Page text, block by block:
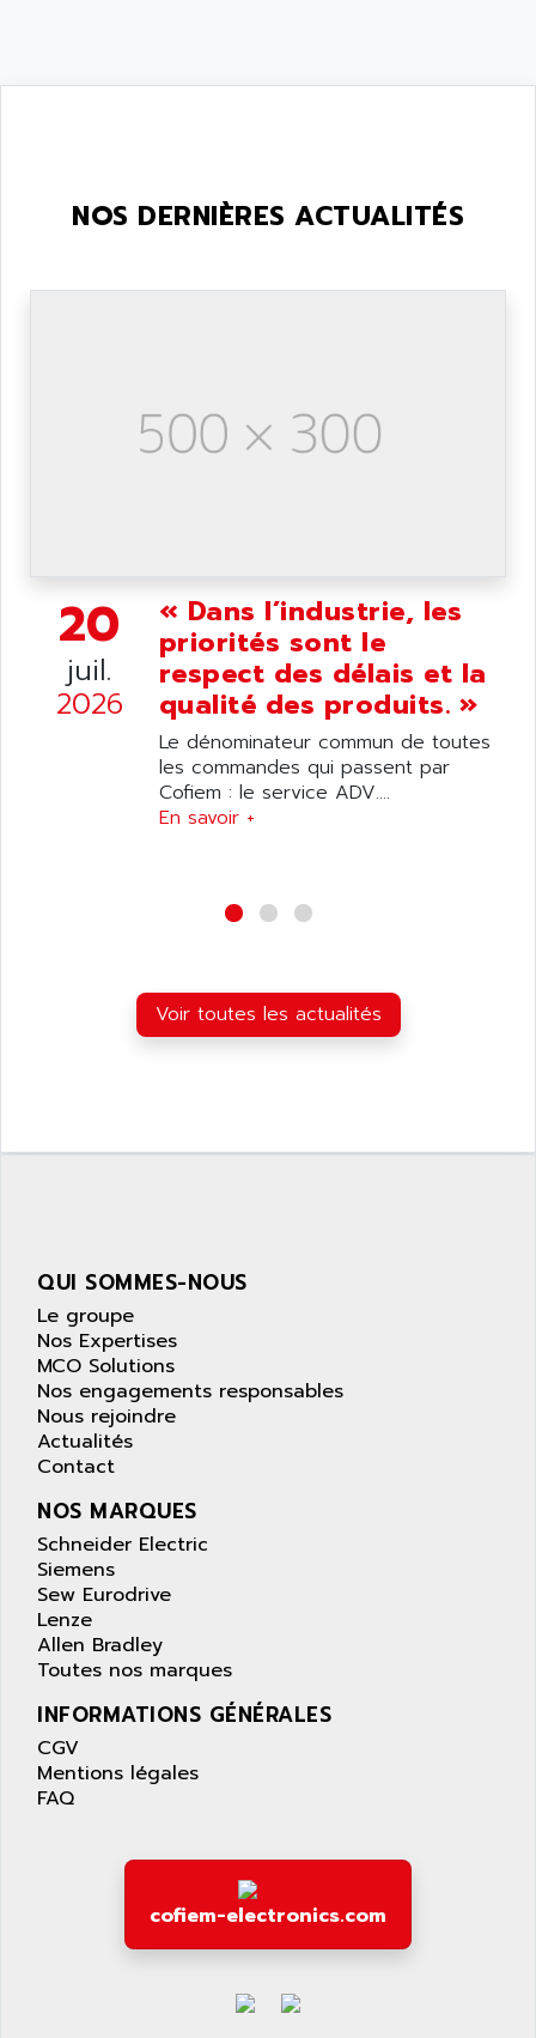
NOS DERNIÈRES ACTUALITÉS
20
juil.
2026
« Dans l’industrie, les
priorités sont le
respect des délais et la
qualité des produits. »
Le dénominateur commun de toutes
les commandes qui passent par
Cofiem : le service ADV....
En savoir +
Voir toutes les actualités
QUI SOMMES-NOUS
Le groupe
Nos Expertises
MCO Solutions
Nos engagements responsables
Nous rejoindre
Actualités
Contact
NOS MARQUES
Schneider Electric
Siemens
Sew Eurodrive
Lenze
Allen Bradley
Toutes nos marques
INFORMATIONS GÉNÉRALES
CGV
Mentions légales
FAQ
cofiem-electronics.com